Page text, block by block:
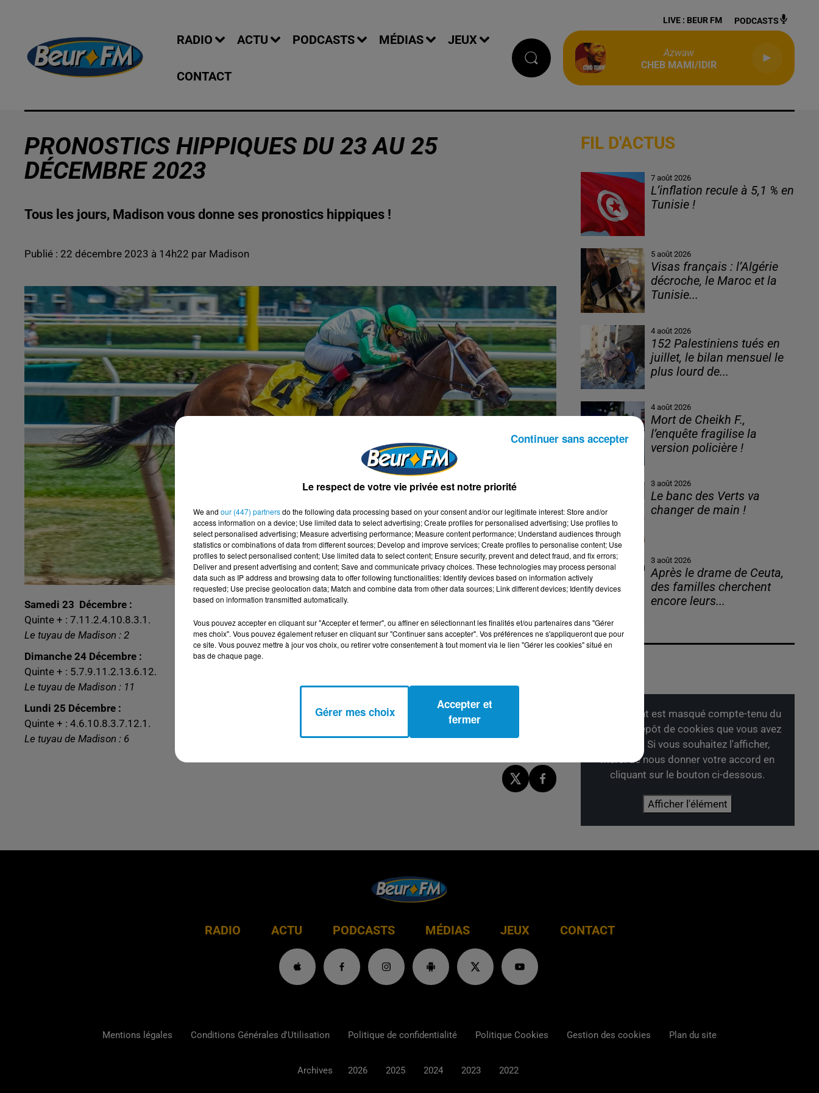
RADIO ACTU PODCASTS MÉDIAS JEUX
CONTACT
LIVE : BEUR FM PODCASTS
Azwaw
CHEB MAMI/IDIR
PRONOSTICS HIPPIQUES DU 23 AU 25
DÉCEMBRE 2023
Tous les jours, Madison vous donne ses pronostics hippiques !
Publié : 22 décembre 2023 à 14h22 par Madison
Samedi 23 Décembre :
Quinte + : 7.11.2.4.10.8.3.1.
Le tuyau de Madison : 2
Dimanche 24 Décembre :
Quinte + : 5.7.9.11.2.13.6.12.
Le tuyau de Madison : 11
Lundi 25 Décembre :
Quinte + : 4.6.10.8.3.7.12.1.
Le tuyau de Madison : 6
FIL D'ACTUS
7 août 2026
L’inflation recule à 5,1 % en
Tunisie !
5 août 2026
Visas français : l’Algérie
décroche, le Maroc et la
Tunisie...
4 août 2026
152 Palestiniens tués en
juillet, le bilan mensuel le
plus lourd de...
4 août 2026
Mort de Cheikh F.,
l’enquête fragilise la
version policière !
3 août 2026
Le banc des Verts va
changer de main !
3 août 2026
Après le drame de Ceuta,
des familles cherchent
encore leurs...
Cet élément est masqué compte-tenu du
refus du dépôt de cookies que vous avez
exprimé. Si vous souhaitez l'afficher,
merci de nous donner votre accord en
cliquant sur le bouton ci-dessous.
Afficher l'élément
RADIO ACTU PODCASTS MÉDIAS JEUX CONTACT
Mentions légales Conditions Générales d'Utilisation Politique de confidentialité Politique Cookies Gestion des cookies Plan du site
Archives 2026 2025 2024 2023 2022
Le respect de votre vie privée est notre priorité
We and our (447) partnersdo the following data processing based on your consent and/or our legitimate interest: Store and/or
access information on a device; Use limited data to select advertising; Create profiles for personalised advertising; Use profiles to
select personalised advertising; Measure advertising performance; Measure content performance; Understand audiences through
statistics or combinations of data from different sources; Develop and improve services; Create profiles to personalise content; Use
profiles to select personalised content; Use limited data to select content; Ensure security, prevent and detect fraud, and fix errors;
Deliver and present advertising and content; Save and communicate privacy choices. These technologies may process personal
data such as IP address and browsing data to offer following functionalities: Identify devices based on information actively
requested; Use precise geolocation data; Match and combine data from other data sources; Link different devices; Identify devices
based on information transmitted automatically.
Vous pouvez accepter en cliquant sur "Accepter et fermer", ou affiner en sélectionnant les finalités et/ou partenaires dans "Gérer
mes choix". Vous pouvez également refuser en cliquant sur "Continuer sans accepter". Vos préférences ne s'appliqueront que pour
ce site. Vous pouvez mettre à jour vos choix, ou retirer votre consentement à tout moment via le lien "Gérer les cookies" situé en
bas de chaque page.
Gérer mes choix
Accepter et
fermer
Continuer sans accepter